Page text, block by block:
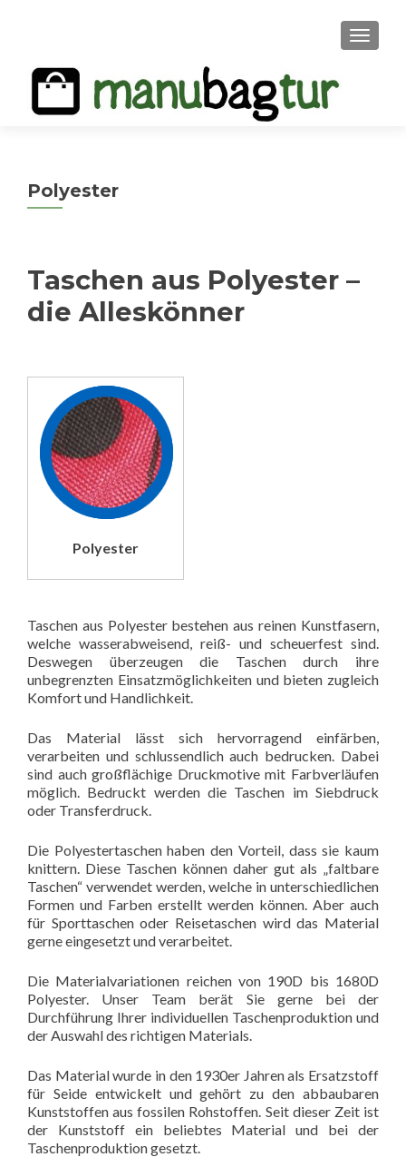
MENU
Polyester
Taschen aus Polyester –
die Alleskönner
Polyester
Taschen aus Polyester bestehen aus reinen Kunstfasern,
welche wasserabweisend, reiß- und scheuerfest sind.
Deswegen überzeugen die Taschen durch ihre
unbegrenzten Einsatzmöglichkeiten und bieten zugleich
Komfort und Handlichkeit.
Das Material lässt sich hervorragend einfärben,
verarbeiten und schlussendlich auch bedrucken. Dabei
sind auch großflächige Druckmotive mit Farbverläufen
möglich. Bedruckt werden die Taschen im Siebdruck
oder Transferdruck.
Die Polyestertaschen haben den Vorteil, dass sie kaum
knittern. Diese Taschen können daher gut als „faltbare
Taschen“ verwendet werden, welche in unterschiedlichen
Formen und Farben erstellt werden können. Aber auch
für Sporttaschen oder Reisetaschen wird das Material
gerne eingesetzt und verarbeitet.
Die Materialvariationen reichen von 190D bis 1680D
Polyester. Unser Team berät Sie gerne bei der
Durchführung Ihrer individuellen Taschenproduktion und
der Auswahl des richtigen Materials.
Das Material wurde in den 1930er Jahren als Ersatzstoff
für Seide entwickelt und gehört zu den abbaubaren
Kunststoffen aus fossilen Rohstoffen. Seit dieser Zeit ist
der Kunststoff ein beliebtes Material und bei der
Taschenproduktion gesetzt.